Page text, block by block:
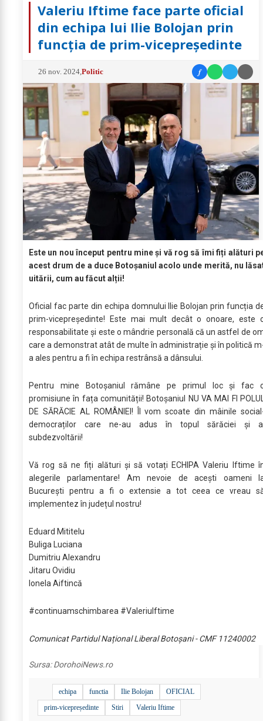
Valeriu Iftime face parte oficial
din echipa lui Ilie Bolojan prin
funcția de prim-vicepreședinte
26 nov. 2024 ,Politic f
Este un nou început pentru mine și vă rog să îmi fiți alături
acest drum de a duce Botoșaniul acolo unde merită, nu
uitării, cum au făcut alții!
Oficial fac parte din echipa domnului Ilie Bolojan prin funcția
prim-vicepreședinte! Este mai mult decât o onoare, este
responsabilitate și este o mândrie personală că un astfel de
care a demonstrat atât de multe în administrație și în politică
a ales pentru a fi în echipa restrânsă a dânsului.
Pentru mine Botoșaniul rămâne pe primul loc și fac
promisiune în fața comunității! Botoșaniul NU VA MAI FI
DE SĂRĂCIE AL ROMÂNIEI! Îl vom scoate din mâinile
democraților care ne-au adus în topul sărăciei și
subdezvoltării!
Vă rog să ne fiți alături și să votați ECHIPA Valeriu Iftime
alegerile parlamentare! Am nevoie de acești oameni
București pentru a fi o extensie a tot ceea ce vreau
implementez în județul nostru!
Eduard Mititelu
Buliga Luciana
Dumitriu Alexandru
Jitaru Ovidiu
Ionela Aiftincă
#continuamschimbarea #ValeriuIftime
Comunicat Partidul Național Liberal Botoșani - CMF 11240002
Sursa:DorohoiNews.ro
echipa functia Ilie Bolojan
OFICIAL
prim-vicepreședinte
Stiri Valeriu Iftime